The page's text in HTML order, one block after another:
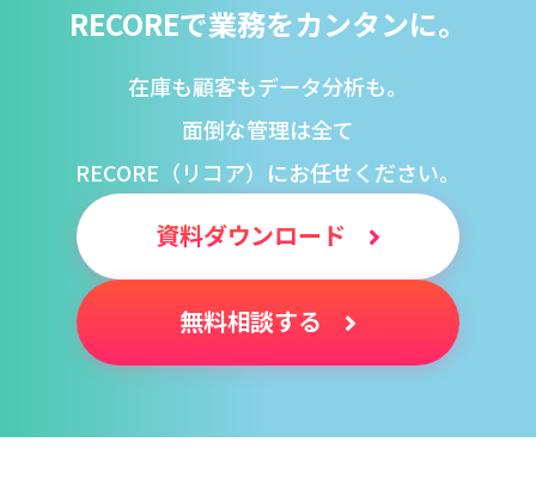
RECOREで業務をカンタンに。
在庫も顧客もデータ分析も。
面倒な管理は全て
RECORE（リコア）にお任せください。
資料ダウンロード
無料相談する